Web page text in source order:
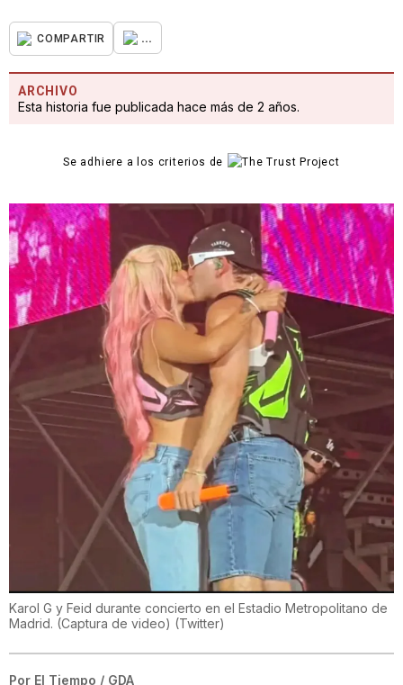
COMPARTIR ...
ARCHIVO
Esta historia fue publicada hace más de 2 años.
Se adhiere a los criterios de
Karol G y Feid durante concierto en el Estadio Metropolitano de
Madrid. (Captura de video) (Twitter)
Por El Tiempo / GDA